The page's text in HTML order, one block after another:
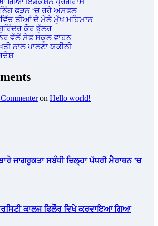
ਫੜਨ ‘ਚ ਰਹੇ ਅਸਫਲ
ਤੀਆਂ ਦੇ ਮੇਲੇ ਮੁੱਖ ਮਹਿਮਾਨ
ਕੌਰ ਭੁੱਲਰ
ਵੱਲੋਂ ਸੇਫ ਸਕੂਲ ਵਾਹਨ
ਨਾਲ ਪਾਲਣਾ ਯਕੀਨੀ
on Hello world!
ਜਾਗਰੂਕਤਾ ਸਬੰਧੀ ਜ਼ਿਲ੍ਹਾ ਪੱਧਰੀ ਮੈਰਾਥਨ ’ਚ
ਕਾਲਜ ਫਿਲੌਰ ਵਿਖੇ ਕਰਵਾਇਆ ਗਿਆ